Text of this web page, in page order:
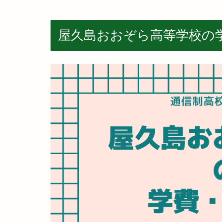
屋久島おおぞら高等学校の